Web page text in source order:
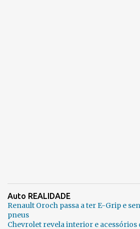
Auto REALIDADE
Renault Oroch passa a ter E-Grip e
pneus
Chevrolet revela interior e acessórios